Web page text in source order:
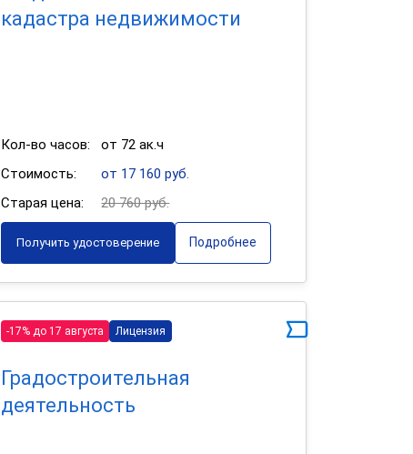
кадастра недвижимости
Кол-во часов:
от 72 ак.ч
Стоимость:
от 17 160 руб.
Старая цена:
20 760 руб.
Получить удостоверение Подробнее
-17% до 17 августа Лицензия
Градостроительная
деятельность